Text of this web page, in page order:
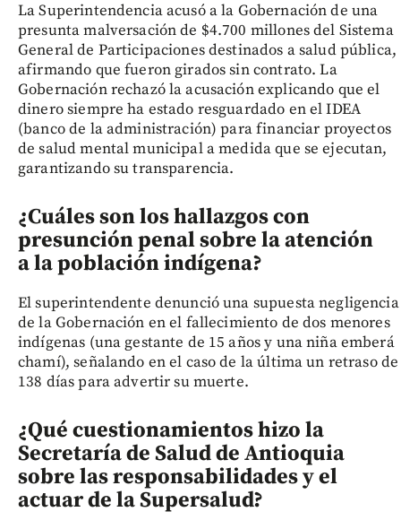
La Superintendencia acusó a la Gobernación de una
presunta malversación de $4.700 millones del Sistema
General de Participaciones destinados a salud pública,
afirmando que fueron girados sin contrato. La
Gobernación rechazó la acusación explicando que el
dinero siempre ha estado resguardado en el IDEA
(banco de la administración) para financiar proyectos
de salud mental municipal a medida que se ejecutan,
garantizando su transparencia.
¿Cuáles son los hallazgos con
presunción penal sobre la atención
a la población indígena?
El superintendente denunció una supuesta negligencia
de la Gobernación en el fallecimiento de dos menores
indígenas (una gestante de 15 años y una niña emberá
chamí), señalando en el caso de la última un retraso de
138 días para advertir su muerte.
¿Qué cuestionamientos hizo la
Secretaría de Salud de Antioquia
sobre las responsabilidades y el
actuar de la Supersalud?